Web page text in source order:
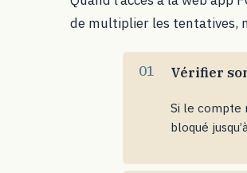
de multiplier les tentatives,
Vérifier
Si le compte
bloqué